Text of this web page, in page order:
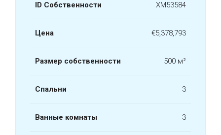
ID Собственности ХМ53584
Цена €5,378,793
Размер собственности 500 м²
Спальни 3
Ванные комнаты 3